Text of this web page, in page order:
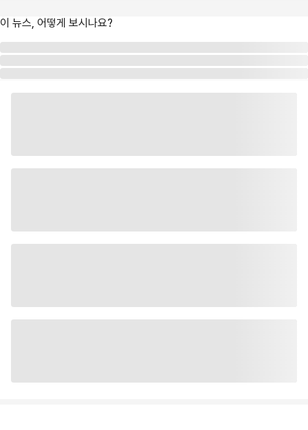
이 뉴스, 어떻게 보시나요?